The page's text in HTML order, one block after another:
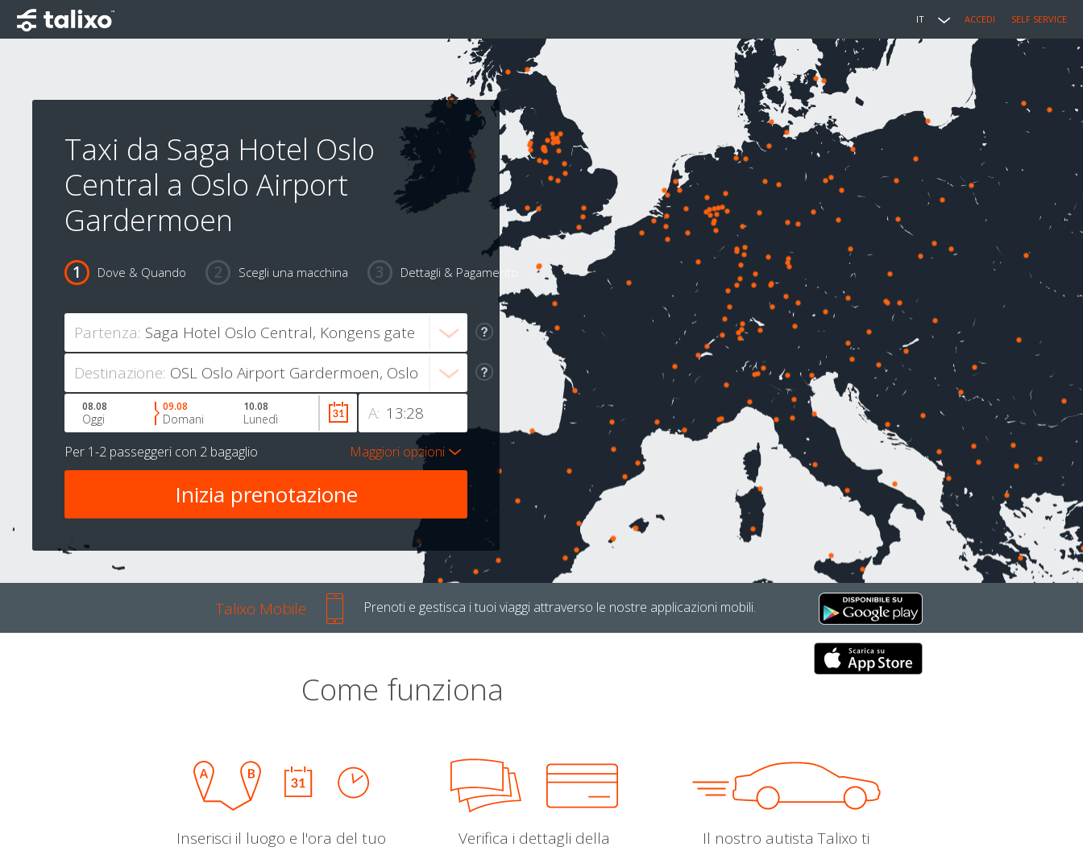
IT ACCEDI SELF SERVICE
Taxi da Saga Hotel Oslo
Central a Oslo Airport
Gardermoen
Dove & Quando Scegli una macchina Dettagli & Pagamento
Partenza:
Destinazione:
A:
08.08
Oggi
09.08
Domani
10.08
Lunedì
Per 1-2 passeggeri con 2 bagaglio Maggiori opzioni
Talixo Mobile Prenoti e gestisca i tuoi viaggi attraverso le nostre applicazioni mobili.
Come funziona
Inserisci il luogo e l'ora del tuo
Verifica i dettagli della
Il nostro autista Talixo ti